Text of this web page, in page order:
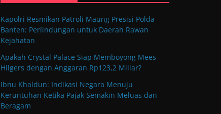
Kapolri Resmikan Patroli Maung Presisi Polda
Banten: Perlindungan untuk Daerah Rawan
Kejahatan
Apakah Crystal Palace Siap Memboyong Mees
Hilgers dengan Anggaran Rp123,2 Miliar?
Ibnu Khaldun: Indikasi Negara Menuju
Keruntuhan Ketika Pajak Semakin Meluas dan
Beragam